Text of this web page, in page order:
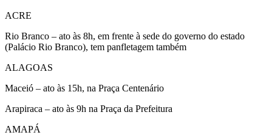
ACRE
Rio Branco – ato às 8h, em frente à sede do governo do estado
(Palácio Rio Branco), tem panfletagem também
ALAGOAS
Maceió – ato às 15h, na Praça Centenário
Arapiraca – ato às 9h na Praça da Prefeitura
AMAPÁ